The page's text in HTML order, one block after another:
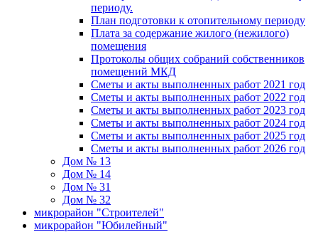
периоду.
План подготовки к отопительному периоду
Плата за содержание жилого (нежилого)
помещения
Протоколы общих собраний собственников
помещений МКД
Сметы и акты выполненных работ 2021 год
Сметы и акты выполненных работ 2022 год
Сметы и акты выполненных работ 2023 год
Сметы и акты выполненных работ 2024 год
Сметы и акты выполненных работ 2025 год
Сметы и акты выполненных работ 2026 год
Дом № 13
Дом № 14
Дом № 31
Дом № 32
микрорайон "Строителей"
микрорайон "Юбилейный"